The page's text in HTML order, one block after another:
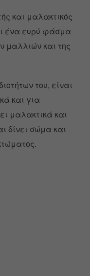
και μαλακτικός
ένα ευρύ φάσμα
μαλλιών και της
του, είναι
και για
μαλακτικά και
δίνει σώμα και